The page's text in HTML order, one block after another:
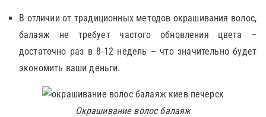
В отличии от традиционных методов окрашивания волос,
балаяж не требует частого обновления цвета –
достаточно раз в 8-12 недель – что значительно будет
экономить ваши деньги.
Окрашивание волос балаяж